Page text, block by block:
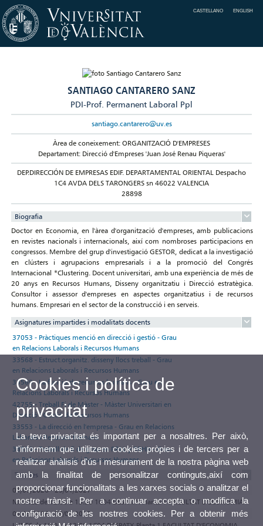
CASTELLANO ENGLISH
SANTIAGO CANTARERO SANZ
PDI-Prof. Permanent Laboral Ppl
santiago.cantarero@uv.es
Àrea de coneixement: ORGANITZACIÓ D'EMPRESES
Departament: Direcció d'Empreses 'Juan José Renau Piqueras'
DEP.DIRECCIÓN DE EMPRESAS EDIF. DEPARTAMENTAL ORIENTAL Despacho
1C4 AVDA DELS TARONGERS sn 46022 VALENCIA
28898
Biografia
Doctor en Economia, en l'àrea d'organització d'empreses, amb publicacions
en revistes nacionals i internacionals, així com nombroses participacions en
congressos. Membre del grup d'investigació GESTOR, dedicat a la investigació
en clústers i agrupacions empresarials i a la promoció del Congrés
Internacional *Clustering. Docent universitari, amb una experiència de més de
20 anys en Recursos Humans, Disseny organitzatiu i Direcció estratègica.
Consultor i assessor d'empreses en aspectes organitzatius i de recursos
humans. Empresari en el sector de la construcció i en serveis.
Asignatures impartides i modalitats docents
37053 - Pràctiques menció en direcció i gestió - Grau
en Relacions Laborals i Recursos Humans
33568 - Estruct.organitz. disseny llocs treball - Grau
en Relacions Laborals i Recursos Humans
33569 - La funció de recursos humans - Grau en
Relacions Laborals i Recursos Humans
42755 - Treball Fi de Màster - Màster Universitari en
Direcció i Gestió de Recursos Humans
33553 - La direcció en l'empresa - Grau en Relacions
Laborals i Recursos Humans
33580 - Treball de fi de grau en RRLL y RRHH - Grau
en Relacions Laborals i Recursos Humans
Tutories
01/09/2026 - 29/01/2027
MARTES de 12:00 a 13:30 1C04 DESPATX Planta 1 FACULTAT D'ECONOMIA
01/09/2026 - 29/01/2027
Cookies i política de
privacitat
La teva privacitat és important per a nosaltres. Per això,
t'informem que utilitzem cookies pròpies i de tercers per a
realitzar anàlisis d'ús i mesurament de la nostra pàgina web
amb la finalitat de personalitzar continguts,així com
proporcionar funcionalitats a les xarxes socials o analitzar el
nostre trànsit. Per a continuar accepta o modifica la
configuració de les nostres cookies. Per a obtenir més